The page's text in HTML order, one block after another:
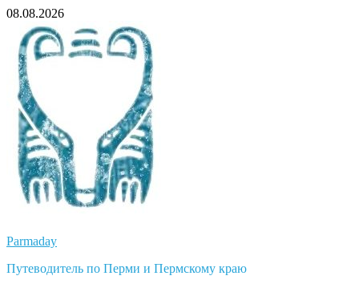
Перейти
содержимому
08.08.2026
Parmaday
Путеводитель по Перми и Пермскому краю